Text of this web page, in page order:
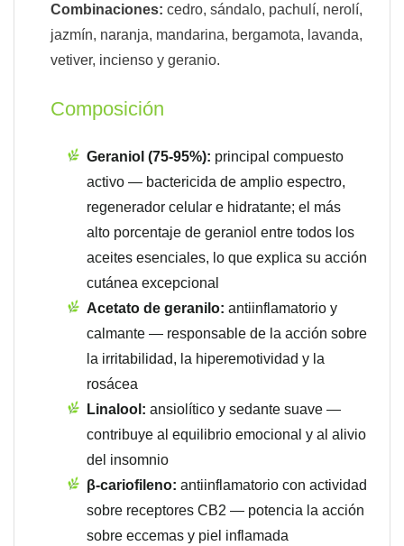
Combinaciones: cedro, sándalo, pachulí, nerolí,
jazmín, naranja, mandarina, bergamota, lavanda,
vetiver, incienso y geranio.
Composición
Geraniol (75-95%): principal compuesto
activo — bactericida de amplio espectro,
regenerador celular e hidratante; el más
alto porcentaje de geraniol entre todos los
aceites esenciales, lo que explica su acción
cutánea excepcional
Acetato de geranilo: antiinflamatorio y
calmante — responsable de la acción sobre
la irritabilidad, la hiperemotividad y la
rosácea
Linalool: ansiolítico y sedante suave —
contribuye al equilibrio emocional y al alivio
del insomnio
β-cariofileno: antiinflamatorio con actividad
sobre receptores CB2 — potencia la acción
sobre eccemas y piel inflamada